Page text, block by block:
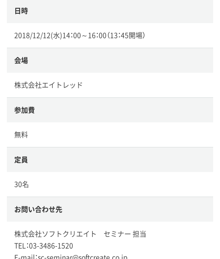
日時
2018/12/12(水)14：00～16：00（13：45開場）
会場
株式会社エイトレッド
参加費
無料
定員
30名
お問い合わせ先
株式会社ソフトクリエイト セミナー 担当
TEL：03-3486-1520
E-mail：sc-seminar@softcreate.co.jp